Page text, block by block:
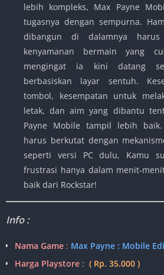
lebih kompleks, Max Payne
tugasnya dengan sempurna.
dibangun di dalamnya harus
kenyamanan bermain yang
mengingat ia kini datang
berbasiskan layar sentuh.
tombol, kesempatan untuk
letak, dan aim yang dibantu
Payne Mobile tampil lebih
harus berkutat dengan
seperti versi PC dulu, Kamu
frustrasi hanya dalam menit-
baik dari Rockstar!
Info :
Nama Game : Max Payne : Mobile
Harga Playstore : ( Rp. 35.000 )